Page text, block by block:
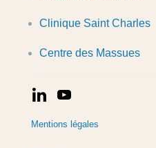
Clinique Saint Charles
Centre des Massues
Mentions légales